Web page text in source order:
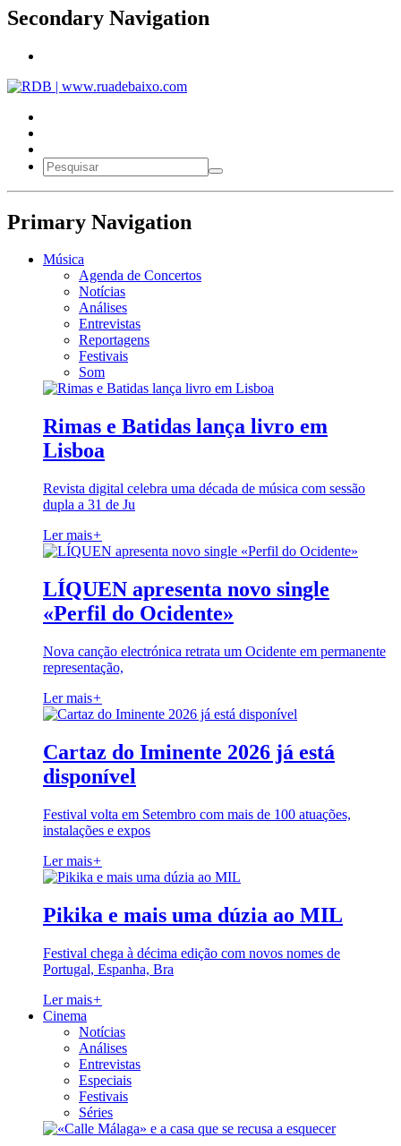
Secondary Navigation
Primary Navigation
Música
Agenda de Concertos
Notícias
Análises
Entrevistas
Reportagens
Festivais
Som
Rimas e Batidas lança livro em
Lisboa
Revista digital celebra uma década de música com sessão
dupla a 31 de Ju
Ler mais+
LÍQUEN apresenta novo single
«Perfil do Ocidente»
Nova canção electrónica retrata um Ocidente em permanente
representação,
Ler mais+
Cartaz do Iminente 2026 já está
disponível
Festival volta em Setembro com mais de 100 atuações,
instalações e expos
Ler mais+
Pikika e mais uma dúzia ao MIL
Festival chega à décima edição com novos nomes de
Portugal, Espanha, Bra
Ler mais+
Cinema
Notícias
Análises
Entrevistas
Especiais
Festivais
Séries